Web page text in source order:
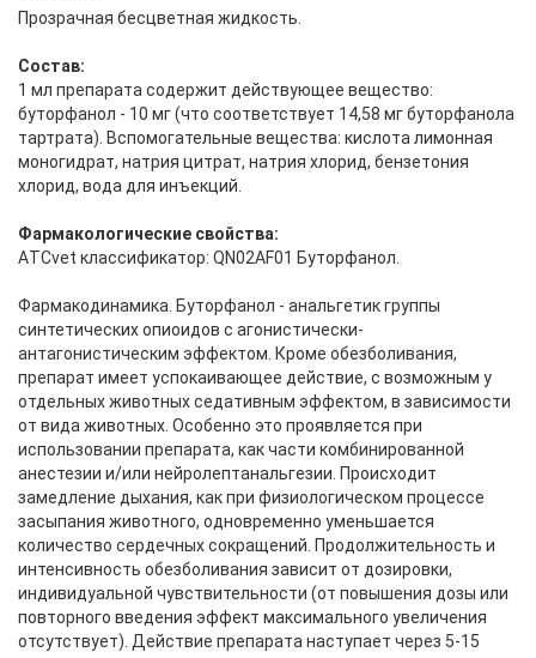
Прозрачная бесцветная жидкость.
Состав:
1 мл препарата содержит действующее вещество:
буторфанол - 10 мг (что соответствует 14,58 мг буторфанола
тартрата). Вспомогательные вещества: кислота лимонная
моногидрат, натрия цитрат, натрия хлорид, бензетония
хлорид, вода для инъекций.
Фармакологические свойства:
АTCvet классификатор: QN02AF01 Буторфанол.
Фармакодинамика. Буторфанол - анальгетик группы
синтетических опиоидов с агонистически-
антагонистическим эффектом. Кроме обезболивания,
препарат имеет успокаивающее действие, с возможным у
отдельных животных седативным эффектом, в зависимости
от вида животных. Особенно это проявляется при
использовании препарата, как части комбинированной
анестезии и/или нейролептанальгезии. Происходит
замедление дыхания, как при физиологическом процессе
засыпания животного, одновременно уменьшается
количество сердечных сокращений. Продолжительность и
интенсивность обезболивания зависит от дозировки,
индивидуальной чувствительности (от повышения дозы или
повторного введения эффект максимального увеличения
отсутствует). Действие препарата наступает через 5-15